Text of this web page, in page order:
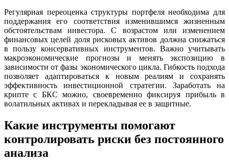
Регулярная переоценка структуры портфеля необходима для
поддержания его соответствия изменившимся жизненным
обстоятельствам инвестора. С возрастом или изменением
финансовых целей доля рисковых активов должна снижаться
в пользу консервативных инструментов. Важно учитывать
макроэкономические прогнозы и менять экспозицию в
зависимости от фазы экономического цикла. Гибкость подхода
позволяет адаптироваться к новым реалиям и сохранять
эффективность инвестиционной стратегии. Заработать на
крипте с БКС можно, своевременно фиксируя прибыль в
волатильных активах и перекладывая ее в защитные.
Какие инструменты помогают
контролировать риски без постоянного
анализа